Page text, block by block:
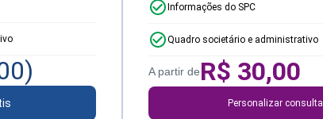
)
Informações do SPC
Quadro societário e administrativo
A partir deR$ 30,00
Personalizar consulta